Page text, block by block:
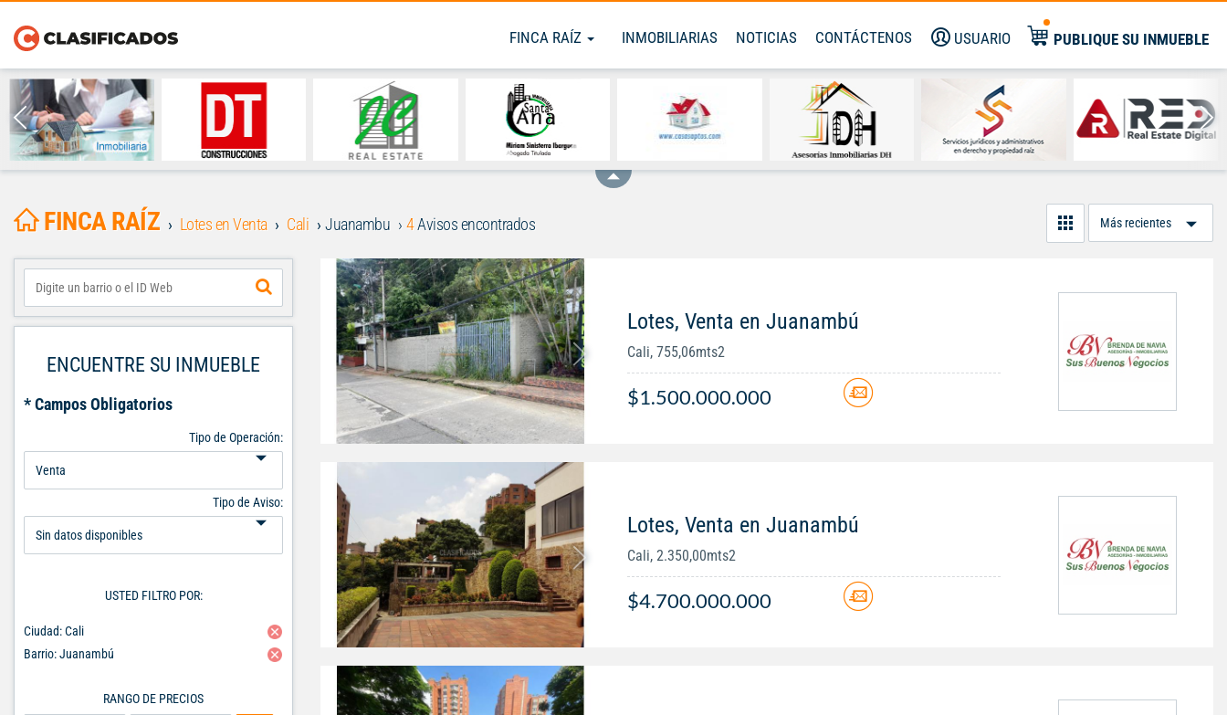
FINCA RAÍZ INMOBILIARIAS NOTICIAS CONTÁCTENOS USUARIO PUBLIQUE SU INMUEBLE
FINCA RAÍZ Lotes en Venta Cali Juanambu 4Avisos encontrados
Lotes, Venta en Juanambú
Cali, 755,06mts2
$1.500.000.000
Lotes, Venta en Juanambú
Cali, 2.350,00mts2
$4.700.000.000
ENCUENTRE SU INMUEBLE
* Campos Obligatorios
Tipo de Operación:
Tipo de Aviso:
USTED FILTRO POR:
Ciudad: Cali
Barrio: Juanambú
RANGO DE PRECIOS